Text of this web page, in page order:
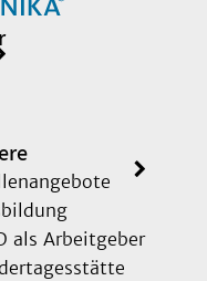
als Arbeitgeber